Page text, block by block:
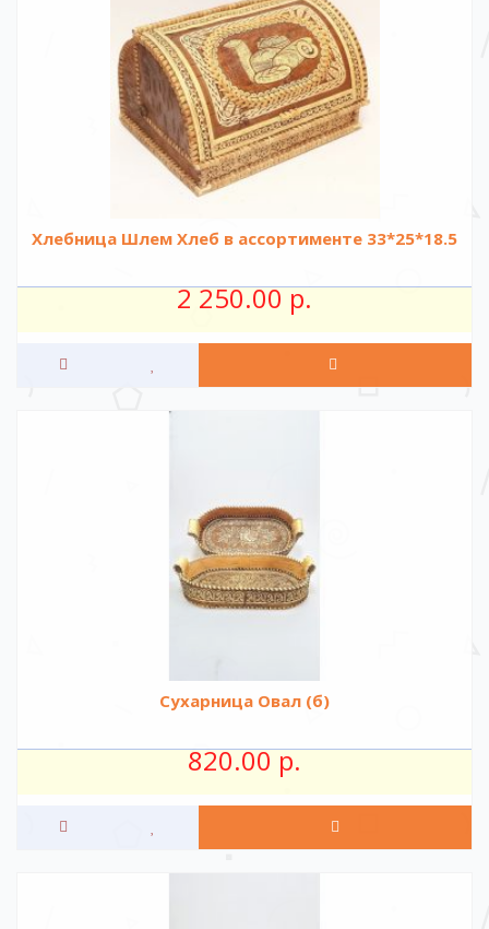
Хлебница Шлем Хлеб в ассортименте 33*25*18.5
2 250.00 р.
Сухарница Овал (б)
820.00 р.